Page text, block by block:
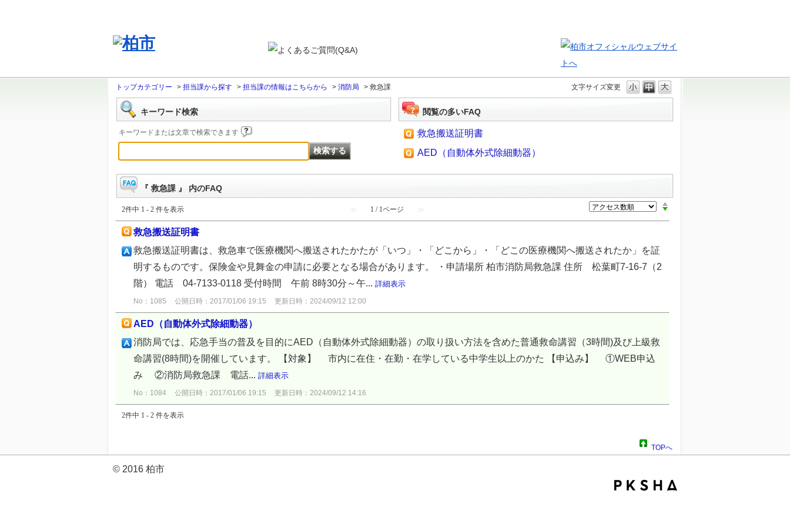
文字サイズ変更
トップカテゴリー > 担当課から探す > 担当課の情報はこちらから > 消防局 > 救急課
キーワード検索
キーワードまたは文章で検索できます
閲覧の多いFAQ
救急搬送証明書
AED（自動体外式除細動器）
『 救急課 』 内のFAQ
2件中 1 - 2 件を表示 ≪ 1 / 1ページ ≫
救急搬送証明書
救急搬送証明書は、救急車で医療機関へ搬送されたかたが「いつ」・「どこから」・「どこの医療機関へ搬送されたか」を証
明するものです。保険金や見舞金の申請に必要となる場合があります。 ・申請場所 柏市消防局救急課 住所 松葉町7-16-7（2
階） 電話 04-7133-0118 受付時間 午前 8時30分～午... 詳細表示
No：1085 公開日時：2017/01/06 19:15 更新日時：2024/09/12 12:00
AED（自動体外式除細動器）
消防局では、応急手当の普及を目的にAED（自動体外式除細動器）の取り扱い方法を含めた普通救命講習（3時間)及び上級救
命講習(8時間)を開催しています。 【対象】 市内に在住・在勤・在学している中学生以上のかた 【申込み】 ①WEB申込
み ②消防局救急課 電話... 詳細表示
No：1084 公開日時：2017/01/06 19:15 更新日時：2024/09/12 14:16
2件中 1 - 2 件を表示
TOPへ
© 2016 柏市